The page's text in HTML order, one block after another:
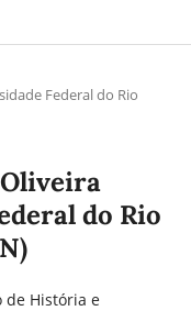
Federal do Rio
do Rio
de História e